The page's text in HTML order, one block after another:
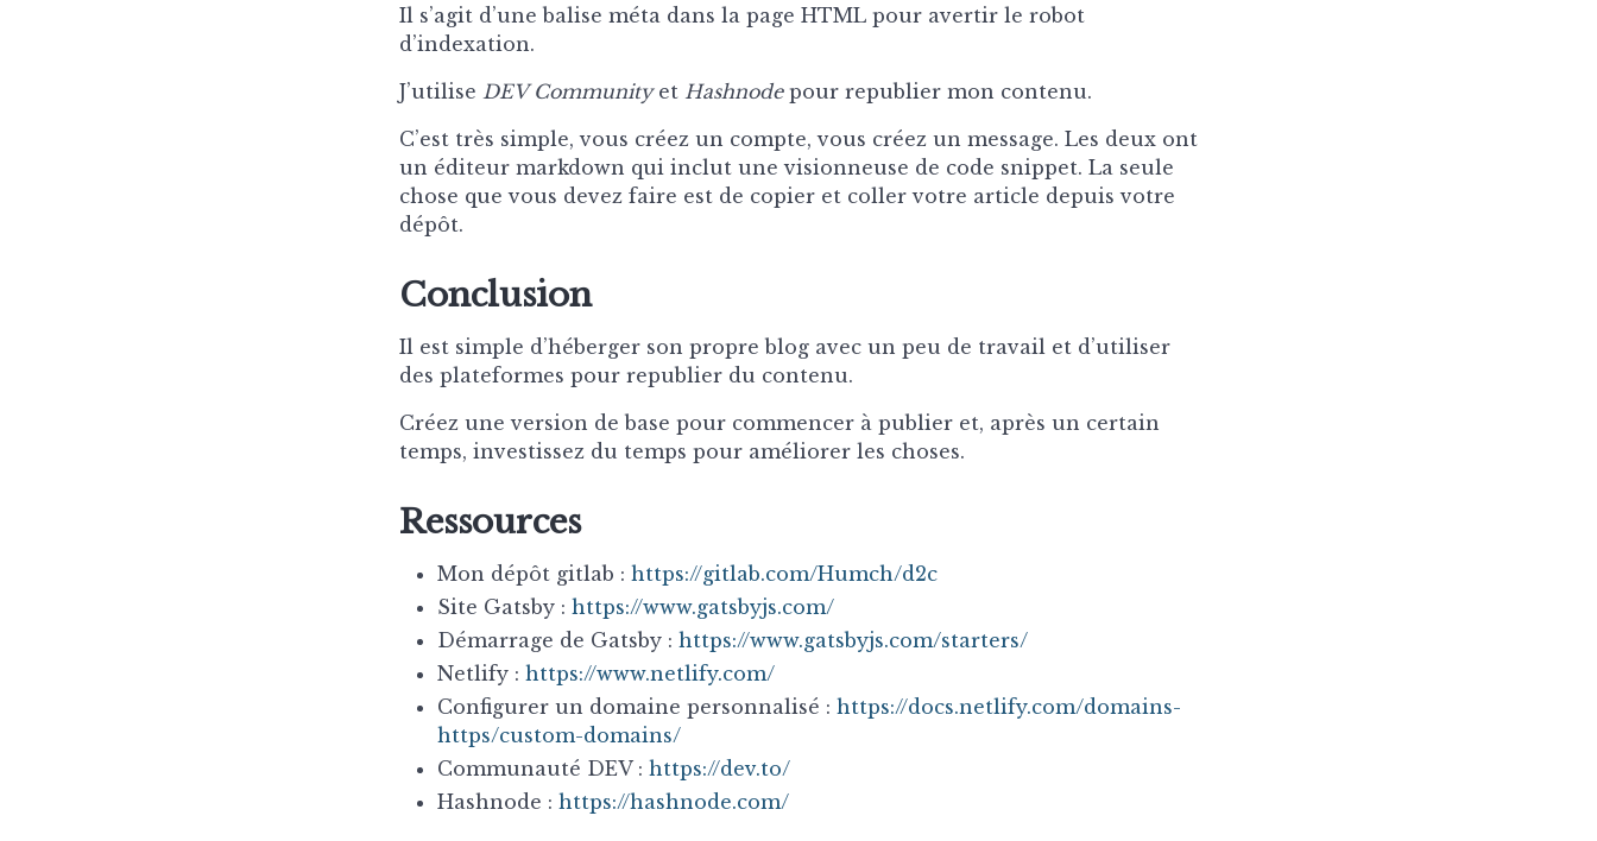
Il s’agit d’une balise méta dans la page HTML pour avertir le robot
d’indexation.
J’utilise DEV Communityet Hashnodepour republier mon contenu.
C’est très simple, vous créez un compte, vous créez un message. Les deux ont
un éditeur markdown qui inclut une visionneuse de code snippet. La seule
chose que vous devez faire est de copier et coller votre article depuis votre
dépôt.
Conclusion
Il est simple d’héberger son propre blog avec un peu de travail et d’utiliser
des plateformes pour republier du contenu.
Créez une version de base pour commencer à publier et, après un certain
temps, investissez du temps pour améliorer les choses.
Ressources
Mon dépôt gitlab : https://gitlab.com/Humch/d2c
Site Gatsby : https://www.gatsbyjs.com/
Démarrage de Gatsby : https://www.gatsbyjs.com/starters/
Netlify : https://www.netlify.com/
Configurer un domaine personnalisé : https://docs.netlify.com/domains-
https/custom-domains/
Communauté DEV : https://dev.to/
Hashnode : https://hashnode.com/